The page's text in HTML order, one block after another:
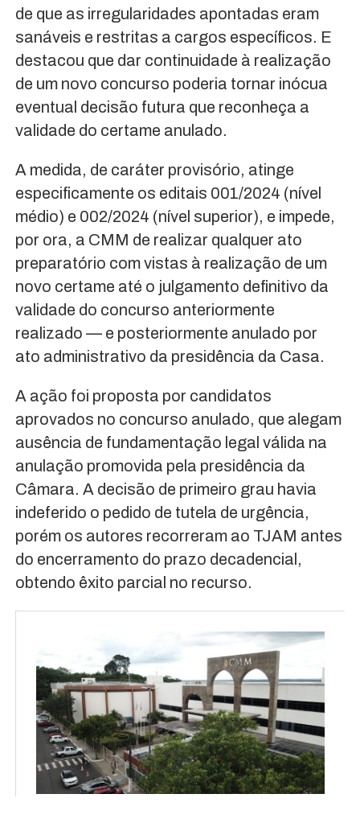
de que as irregularidades apontadas eram
sanáveis e restritas a cargos específicos. E
destacou que dar continuidade à realização
de um novo concurso poderia tornar inócua
eventual decisão futura que reconheça a
validade do certame anulado.
A medida, de caráter provisório, atinge
especificamente os editais 001/2024 (nível
médio) e 002/2024 (nível superior), e impede,
por ora, a CMM de realizar qualquer ato
preparatório com vistas à realização de um
novo certame até o julgamento definitivo da
validade do concurso anteriormente
realizado — e posteriormente anulado por
ato administrativo da presidência da Casa.
A ação foi proposta por candidatos
aprovados no concurso anulado, que alegam
ausência de fundamentação legal válida na
anulação promovida pela presidência da
Câmara. A decisão de primeiro grau havia
indeferido o pedido de tutela de urgência,
porém os autores recorreram ao TJAM antes
do encerramento do prazo decadencial,
obtendo êxito parcial no recurso.